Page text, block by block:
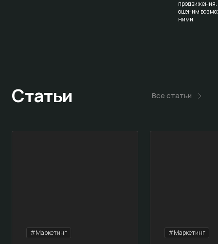
оценим
ними.
Статьи Все статьи
#Маркетинг #Маркетинг